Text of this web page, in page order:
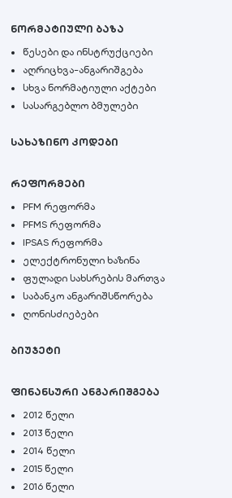
ნორმატიული ბაზა
წესები და ინსტრუქციები
აღრიცხვა-ანგარიშგება
სხვა ნორმატიული აქტები
სასარგებლო ბმულები
სახაზინო კოდები
რეფორმები
PFM რეფორმა
PFMS რეფორმა
IPSAS რეფორმა
ელექტრონული ხაზინა
ფულადი სახსრების მართვა
საბანკო ანგარიშსწორება
ღონისძიებები
ბიუჯეტი
ფინანსური ანგარიშგება
2012 წელი
2013 წელი
2014 წელი
2015 წელი
2016 წელი